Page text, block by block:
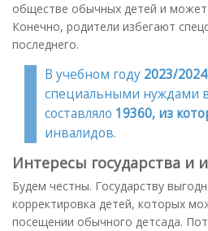
обществе обычных детей и может
Конечно, родители избегают
последнего.
В учебном году 2023/2024
специальными нуждами
составляло 19360, из
инвалидов.
Интересы государства и
Будем честны. Государству
корректировка детей, которых
посещении обычного детсада.